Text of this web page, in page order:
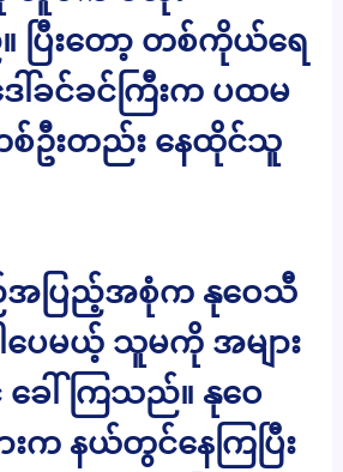
ပြီးတော့ တစ်ကိုယ်‌ရေ
ခင်ခင်ကြီးက ပထမ
စ်ဦးတည်း နေထိုင်သူ
အပြည့်အစုံက နုဝေသီ
ပေမယ့် သူမကို အများ
ေါ်ကြသည်။ နုဝေ
က နယ်တွင်နေကြပြီး